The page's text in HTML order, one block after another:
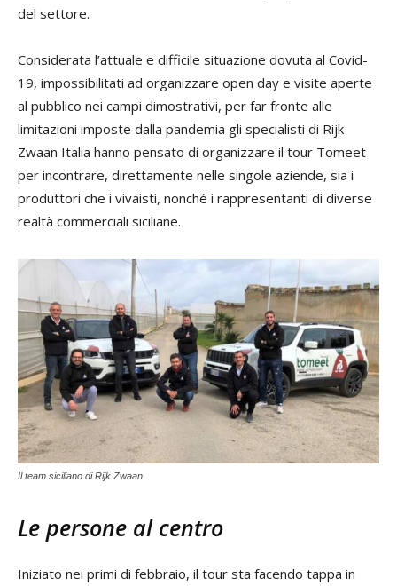
del settore.
Considerata l’attuale e difficile situazione dovuta al Covid-
19, impossibilitati ad organizzare open day e visite aperte
al pubblico nei campi dimostrativi, per far fronte alle
limitazioni imposte dalla pandemia gli specialisti di Rijk
Zwaan Italia hanno pensato di organizzare il tour Tomeet
per incontrare, direttamente nelle singole aziende, sia i
produttori che i vivaisti, nonché i rappresentanti di diverse
realtà commerciali siciliane.
Il team siciliano di Rijk Zwaan
Le persone al centro
Iniziato nei primi di febbraio, il tour sta facendo tappa in